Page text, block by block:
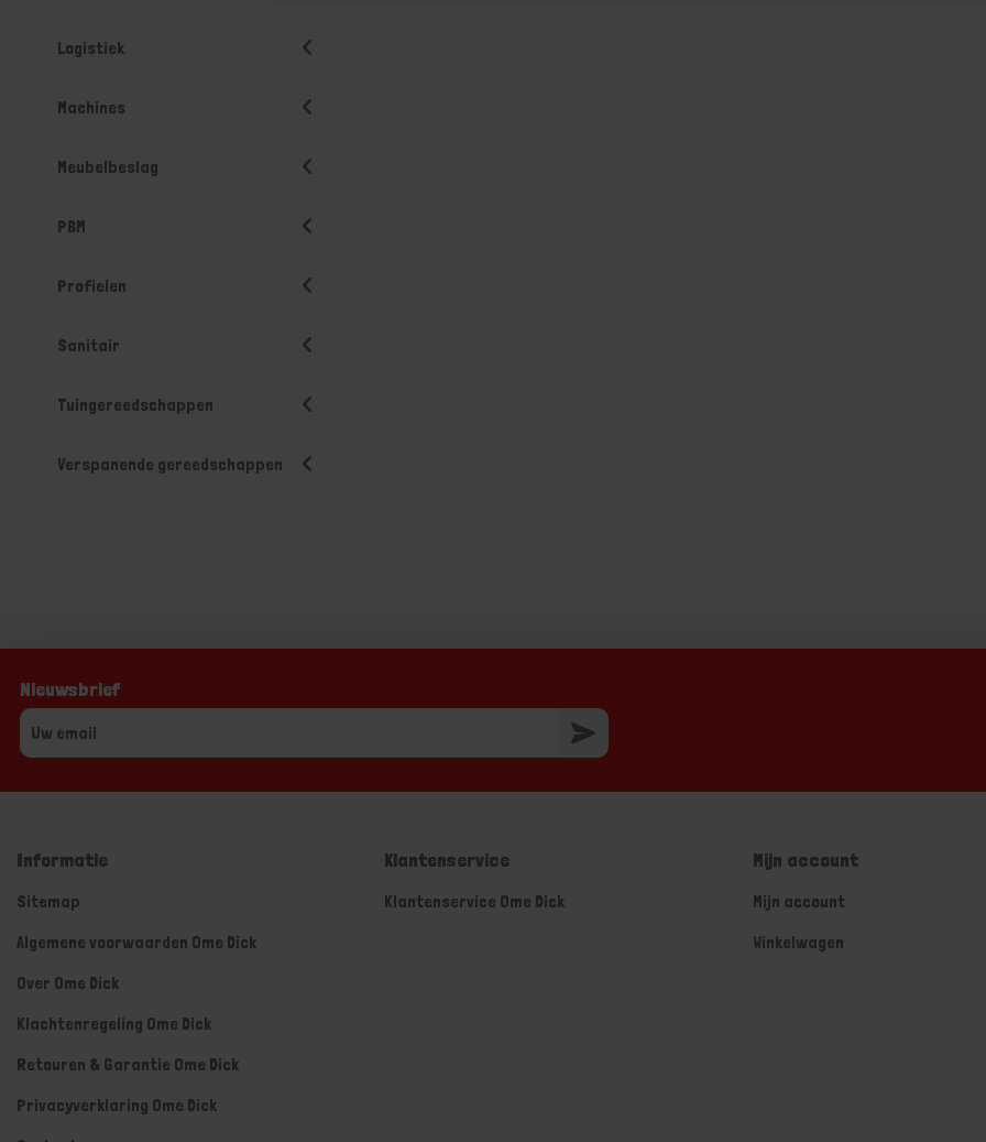
Logistiek
Machines
Meubelbeslag
PBM
Profielen
Sanitair
Tuingereedschappen
Verspanende gereedschappen
Nieuwsbrief
Informatie
Sitemap
Algemene voorwaarden Ome Dick
Over Ome Dick
Klachtenregeling Ome Dick
Retouren & Garantie Ome Dick
Privacyverklaring Ome Dick
Klantenservice
Klantenservice Ome Dick
Mijn account
Mijn account
Winkelwagen